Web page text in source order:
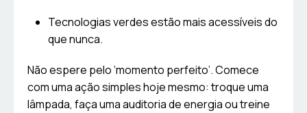
Tecnologias verdes estão mais acessíveis do
que nunca.
Não espere pelo ‘momento perfeito’. Comece
com uma ação simples hoje mesmo: troque uma
lâmpada, faça uma auditoria de energia ou treine